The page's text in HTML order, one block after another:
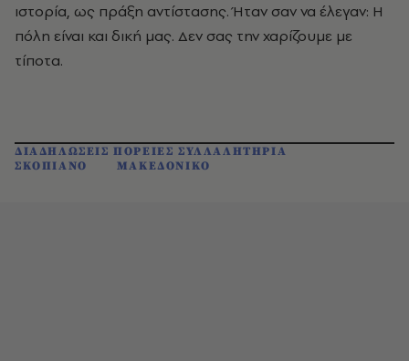
ιστορία, ως πράξη αντίστασης. Ήταν σαν να έλεγαν: Η
πόλη είναι και δική μας. Δεν σας την χαρίζουμε με
τίποτα.
ΔΙΑΔΗΛΩΣΕΙΣ ΠΟΡΕΙΕΣ ΣΥΛΛΑΛΗΤΗΡΙΑ
ΣΚΟΠΙΑΝΟ
ΜΑΚΕΔΟΝΙΚΟ